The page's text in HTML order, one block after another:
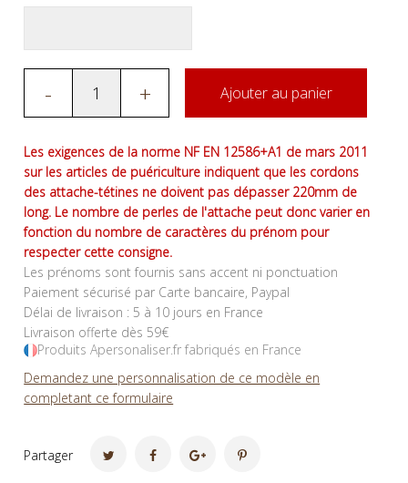
- + Ajouter au panier
Les exigences de la norme NF EN 12586+A1 de mars 2011
sur les articles de puériculture indiquent que les cordons
des attache-tétines ne doivent pas dépasser 220mm de
long. Le nombre de perles de l'attache peut donc varier en
fonction du nombre de caractères du prénom pour
respecter cette consigne.
Les prénoms sont fournis sans accent ni ponctuation
Paiement sécurisé par Carte bancaire, Paypal
Délai de livraison : 5 à 10 jours en France
Livraison offerte dès 59€
Produits Apersonaliser.fr fabriqués en France
Demandez une personnalisation de ce modèle en
completant ce formulaire
Partager